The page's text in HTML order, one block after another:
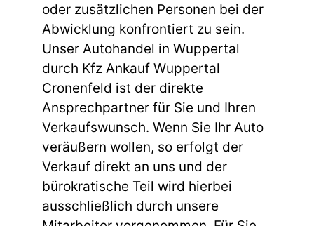
oder zusätzlichen Personen bei der
Abwicklung konfrontiert zu sein.
Unser Autohandel in Wuppertal
durch Kfz Ankauf Wuppertal
Cronenfeld ist der direkte
Ansprechpartner für Sie und Ihren
Verkaufswunsch. Wenn Sie Ihr Auto
veräußern wollen, so erfolgt der
Verkauf direkt an uns und der
bürokratische Teil wird hierbei
ausschließlich durch unsere